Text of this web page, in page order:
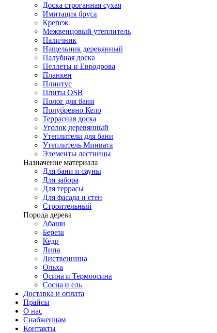
Доска строганная сухая
Имитация бруса
Крепеж
Межвенцовый утеплитель
Наличник
Нащельник деревянный
Палубная доска
Пеллеты и Евродрова
Планкен
Плинтус
Плиты OSB
Полог для бани
Полубревно Кело
Террасная доска
Уголок деревянный
Утеплители для бани
Утеплитель Минвата
Элементы лестницы
Назначение материала
Для бани и сауны
Для забора
Для террасы
Для фасада и стен
Строительный
Порода дерева
Абаши
Береза
Кедр
Липа
Лиственница
Ольха
Осина и Термоосина
Сосна и ель
Доставка и оплата
Прайсы
О нас
Снабженцам
Контакты